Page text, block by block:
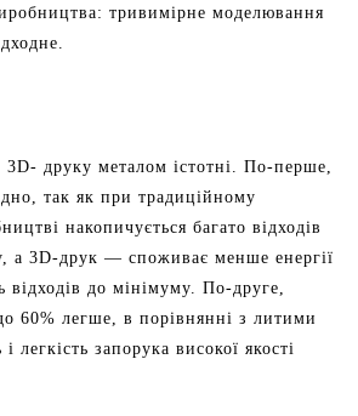
тривимірне моделювання
3D- друку металом істотні. По-перше,
так як при традиційному
накопичується багато відходів
а 3D-друк — споживає менше енергії
відходів до мінімуму. По-друге,
60% легше, в порівнянні з литими
легкість запорука високої якості